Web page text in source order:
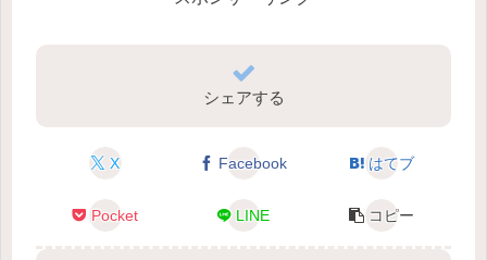
シェアする
X Facebook はてブ
Pocket LINE コピー